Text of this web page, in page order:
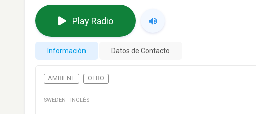
Play Radio
Información Datos de Contacto
AMBIENT OTRO
SWEDEN · INGLÉS